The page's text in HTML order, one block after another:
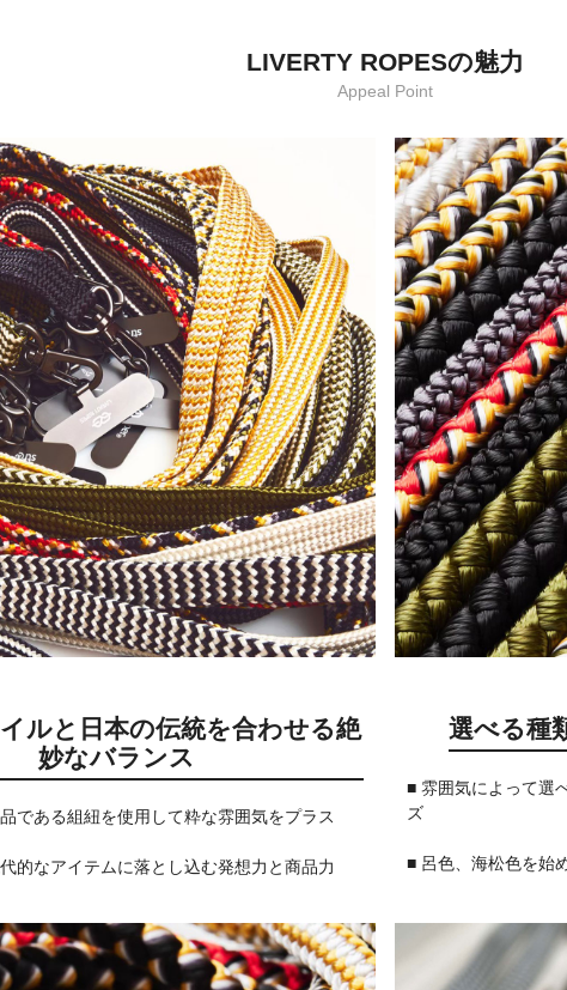
LIVERTY ROPESの魅力
Appeal Point
ルと日本の伝統を合わせる絶
妙なバランス
である組紐を使用して粋な雰囲気をプラス
的なアイテムに落とし込む発想力と商品力
選べる種
■ 雰囲気によって選
ズ
■ 呂色、海松色を始